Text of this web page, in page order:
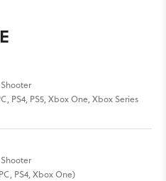
PS4, PS5, Xbox One, Xbox Series
PS4, Xbox One)